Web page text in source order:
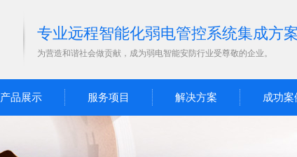
专业远程智能化弱电管控系统集成方
为营造和谐社会做贡献，成为弱电智能安防行业受尊敬的企业。
产品展示 服务项目 解决方案 成功案